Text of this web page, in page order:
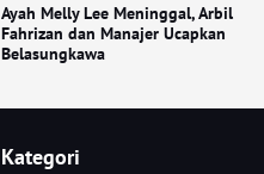
Ayah Melly Lee Meninggal, Arbil
Fahrizan dan Manajer Ucapkan
Belasungkawa
Kategori